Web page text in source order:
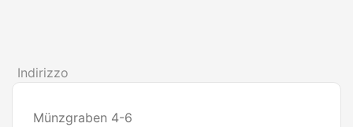
Indirizzo
Münzgraben 4-6